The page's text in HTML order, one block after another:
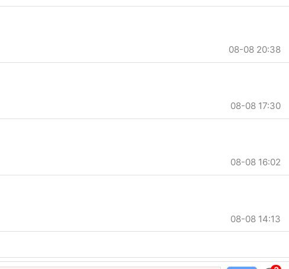
08-08 20:38
08-08 17:30
08-08 16:02
08-08 14:13